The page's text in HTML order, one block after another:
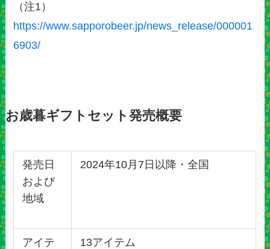
（注1）
https://www.sapporobeer.jp/news_release/000001
6903/
お歳暮ギフトセット発売概要
発売日
および
地域
2024年10月7日以降・全国
アイテ 13アイテム